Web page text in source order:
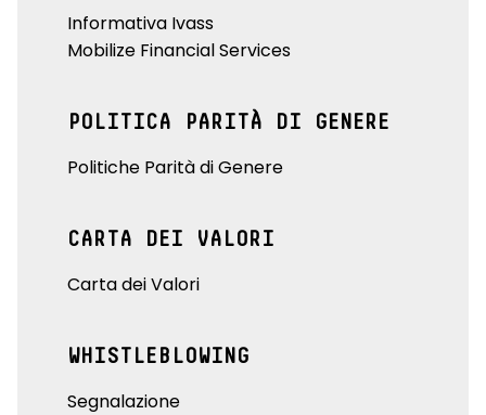
Informativa Ivass
Mobilize Financial Services
POLITICA PARITÀ DI GENERE
Politiche Parità di Genere
CARTA DEI VALORI
Carta dei Valori
WHISTLEBLOWING
Segnalazione